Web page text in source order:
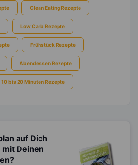
Clean Eating Rezepte
Low Carb Rezepte
Frühstück Rezepte
Abendessen Rezepte
10 bis 20 Minuten Rezepte
auf Dich
mit Deinen